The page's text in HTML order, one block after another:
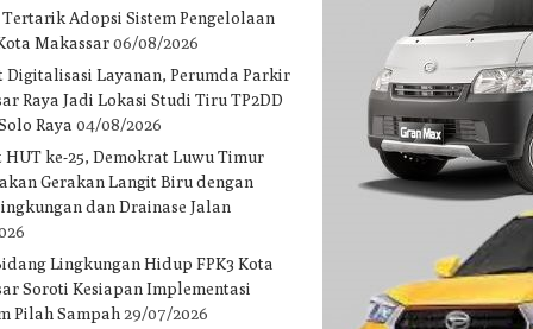
Adopsi Sistem Pengelolaan
Makassar 06/08/2026
Digitalisasi Layanan, Perumda Parkir
Raya Jadi Lokasi Studi Tiru TP2DD
Raya 04/08/2026
HUT ke-25, Demokrat Luwu Timur
Gerakan Langit Biru dengan
dan Drainase Jalan
Lingkungan Hidup FPK3 Kota
Soroti Kesiapan Implementasi
Pilah Sampah 29/07/2026